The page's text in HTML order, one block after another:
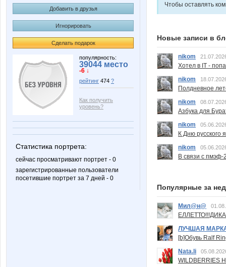
Добавить в друзья
Игнорировать
Сделать подарок
популярность:
39044 место
-6 ↓
рейтинг 474 ?
Как получить
уровень?
Статистика портрета:
сейчас просматривают портрет - 0
зарегистрированные пользователи
посетившие портрет за 7 дней - 0
Чтобы оставлять
Новые записи в
nikom
Хотел в IT -
nikom
Полдневное
nikom
Азбука для
nikom
К Дню русского
nikom
В связи с пмэф-
Популярные за
Мил@н@
ЛУЧШАЯ
[b]Обувь Ralf
Nata.li